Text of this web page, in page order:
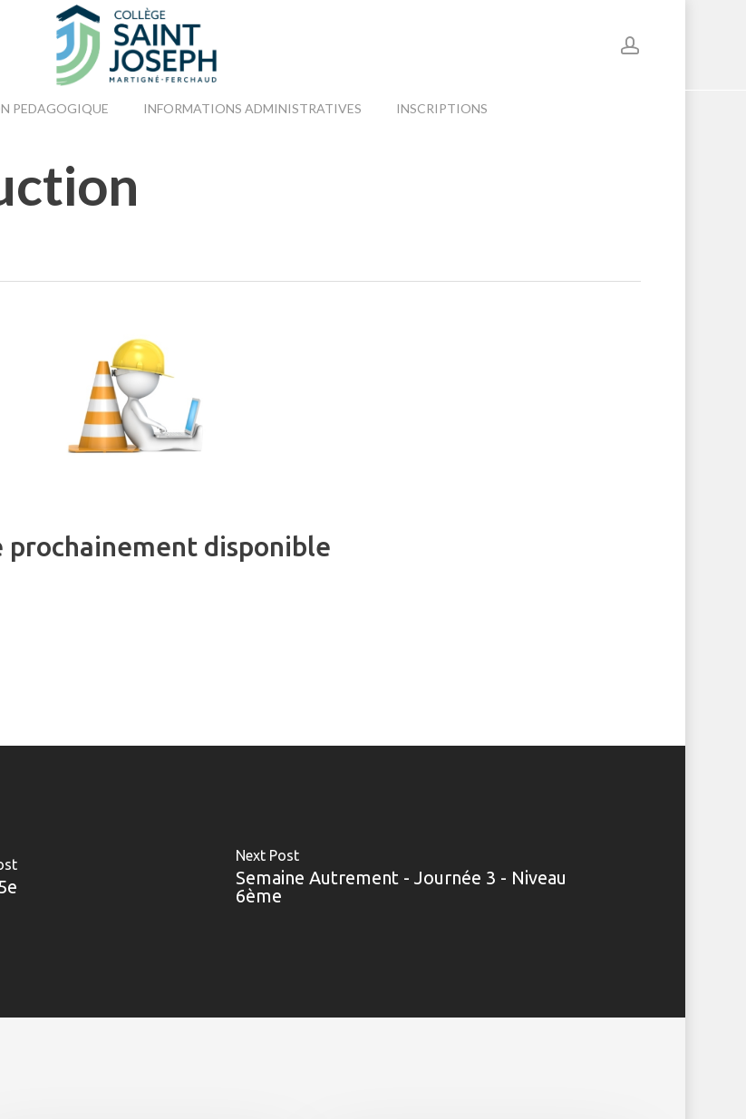
PEDAGOGIQUE INFORMATIONS ADMINISTRATIVES INSCRIPTIONS
prochainement disponible
Next Post
Semaine Autrement - Journée 3 - Niveau
6ème